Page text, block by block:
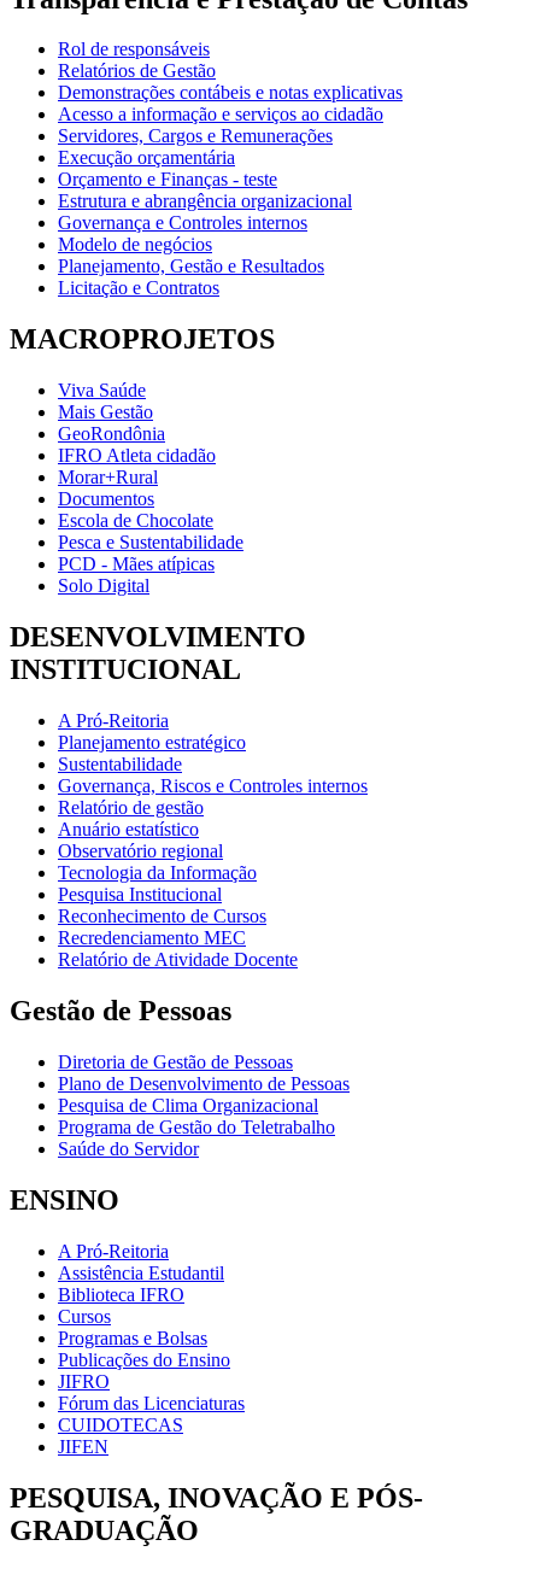
Rol de responsáveis
Relatórios de Gestão
Demonstrações contábeis e notas explicativas
Acesso a informação e serviços ao cidadão
Servidores, Cargos e Remunerações
Execução orçamentária
Orçamento e Finanças - teste
Estrutura e abrangência organizacional
Governança e Controles internos
Modelo de negócios
Planejamento, Gestão e Resultados
Licitação e Contratos
MACROPROJETOS
Viva Saúde
Mais Gestão
GeoRondônia
IFRO Atleta cidadão
Morar+Rural
Documentos
Escola de Chocolate
Pesca e Sustentabilidade
PCD - Mães atípicas
Solo Digital
DESENVOLVIMENTO
INSTITUCIONAL
A Pró-Reitoria
Planejamento estratégico
Sustentabilidade
Governança, Riscos e Controles internos
Relatório de gestão
Anuário estatístico
Observatório regional
Tecnologia da Informação
Pesquisa Institucional
Reconhecimento de Cursos
Recredenciamento MEC
Relatório de Atividade Docente
Gestão de Pessoas
Diretoria de Gestão de Pessoas
Plano de Desenvolvimento de Pessoas
Pesquisa de Clima Organizacional
Programa de Gestão do Teletrabalho
Saúde do Servidor
ENSINO
A Pró-Reitoria
Assistência Estudantil
Biblioteca IFRO
Cursos
Programas e Bolsas
Publicações do Ensino
JIFRO
Fórum das Licenciaturas
CUIDOTECAS
JIFEN
PESQUISA, INOVAÇÃO E PÓS-
GRADUAÇÃO